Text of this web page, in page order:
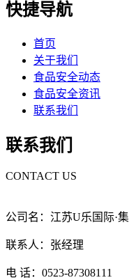
快捷导航
首页
关于我们
食品安全动态
食品安全资讯
联系我们
联系我们
CONTACT US
公司名：江苏U乐国际·
联系人：张经理
电 话：0523-87308111